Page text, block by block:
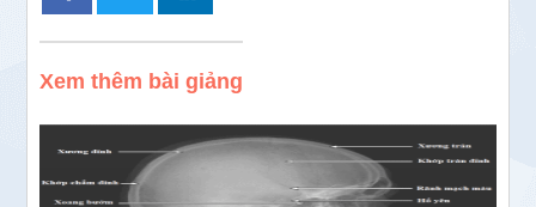
Xem thêm bài giảng